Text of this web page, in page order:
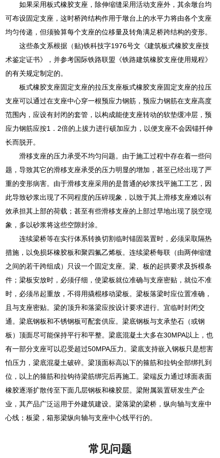
如果采用板式橡胶支座，除伸缩缝采用活动支座外，其余墩台均
可布设固定支座，这时桥跨结构作用于墩台上的水平力将由各个支座
均匀传递，但须验算每个支座的位移量及转角满足桥跨结构的变形。
这些条文系根据（贴)铁科技字1976号文《建筑板式橡胶支座技
术鉴定证书》，并参考国际铁路联盟《铁路建筑橡胶支座使用规程》
的有关规定制定的。
板式橡胶支座固定支座的拉压支座板式橡胶支座固定支座的拉压
支座可以通过在支座中心穿一根预应力钢筋，预应力钢筋在支座高度
范围内，应设有封闭的套管，以构成能使支座转动的软垫缓冲层，预
应力钢筋应按1．2倍的上拔力进行硕加应力，以便支座不会因锚扦伸
长而脱开。
滑移支座的压力承受不均匀问题。由于施工过程中存在着一些问
题，导致其它的滑移支座承受的压力明显的增加，甚至已经出现了严
重的变形病害。由于滑移支座采用的是普通的砂浆找平施工工艺，因
此导致砂浆出现了不同程度的压碎现象，以致于其上滑移支座难以有
效承担其上部的荷载；甚至有些滑移支座的上部过早地出现了脱空现
象，多以砂浆将这些空隙封涂。
连续梁桥等在实行体系转换切割临时锚固装置时，必须采取隔热
措施，以免损坏橡胶板和聚四氟乙烯板。连续梁桥每联（由两伸缩缝
之间的若干跨组成）只设一个固定支座。梁、板的起拱要求及拆模条
件；梁板安放时，必须仔细，使梁板就位准确与支座密贴，就位不准
时，必须吊起重放，不得用撬棍移动梁板。梁板落梁时应位置准确，
且与支座密贴。梁的顶升和落梁应按设计要求进行。宜临时封闭交
通。梁底钢板和不锈钢板可配套供应。梁底钢板与支承垫石（或钢
板）顶面尽可能保持平行和平整。梁底混凝土大多在30MPA以上，也
有一部分支座可以忍受超过50MPA压力。梁底支持嵌入钢板只是想害
怕压力，梁底混凝土破碎。梁顶面标高以下的箍筋和拉钩全部绑扎到
位，以上的箍筋和拉钩待梁筋绑完后再施工。梁端反力通过球面表面
橡胶逐渐扩散传至下面几层钢板和橡胶层。梁附属装置研发生产企
业，其产品广泛运用于外建筑建设。梁落梁的梁桥，纵向轴与支座中
心线；板梁，箱形梁纵向轴与支座中心线平行的。
常见问题